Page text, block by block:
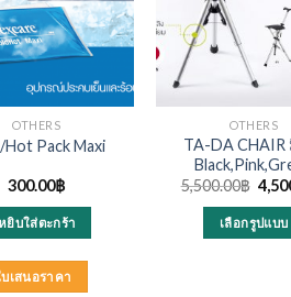
OTHERS
Hot Pack Maxi
300.00฿
ยิบใส่ตะกร้า
เสนอราคา
OTHERS
TA-DA CHAIR
5,500.00฿
price
was:
เลือกรูปแบบ